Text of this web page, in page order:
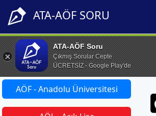
ATA-AÖF SORU
ATA-AÖF Soru
Çıkmış Sorular Cepte
ÜCRETSİZ - Google Play'de
AÖF - Anadolu Üniversitesi